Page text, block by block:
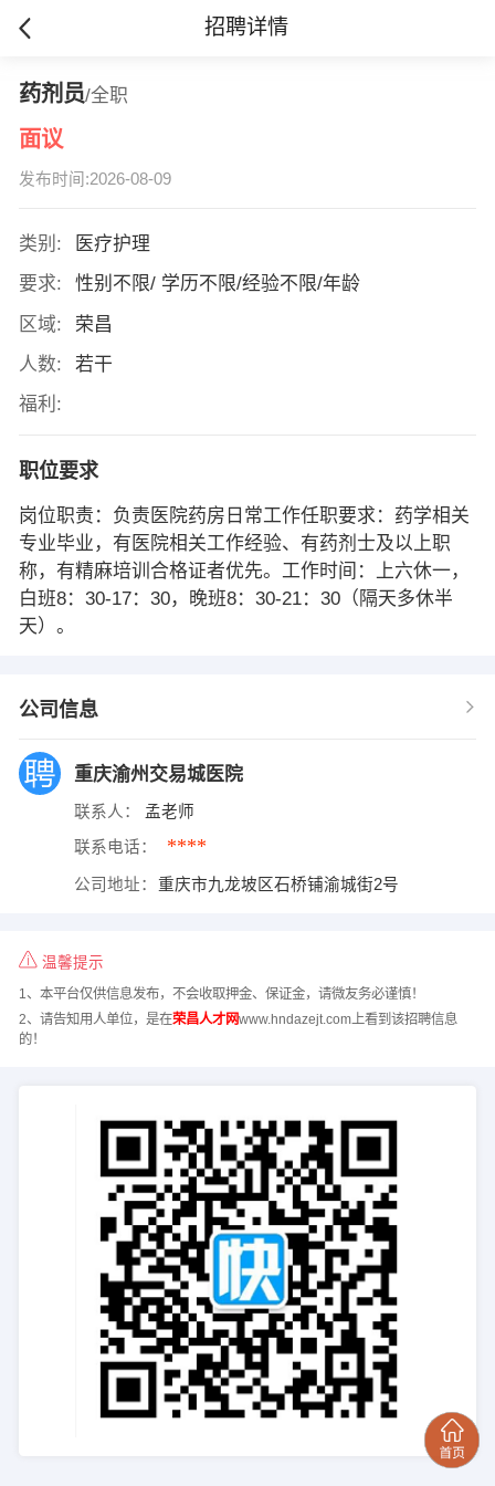
招聘详情
药剂员/全职
面议
发布时间:2026-08-09
类别:
医疗护理
要求:
性别不限/ 学历不限/经验不限/年龄
区域:
荣昌
人数:
若干
福利:
职位要求
岗位职责：负责医院药房日常工作任职要求：药学相关
专业毕业，有医院相关工作经验、有药剂士及以上职
称，有精麻培训合格证者优先。工作时间：上六休一，
白班8：30-17：30，晚班8：30-21：30（隔天多休半
天）。
公司信息
重庆渝州交易城医院
联系人： 孟老师
联系电话： ****
公司地址： 重庆市九龙坡区石桥铺渝城街2号
温馨提示
1、本平台仅供信息发布，不会收取押金、保证金，请微友务必谨慎！
2、请告知用人单位，是在荣昌人才网www.hndazejt.com上看到该招聘信息
的！